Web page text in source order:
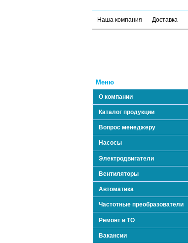
Наша компания Доставка
Меню
О компании
Каталог продукции
Вопрос менеджеру
Насосы
Электродвигатели
Вентиляторы
Автоматика
Частотные преобразователи
Ремонт и ТО
Вакансии